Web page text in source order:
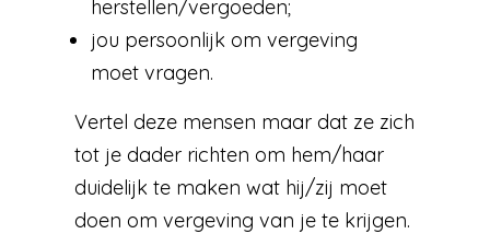
herstellen/vergoeden;
jou persoonlijk om vergeving
moet vragen.
Vertel deze mensen maar dat ze zich
tot je dader richten om hem/haar
duidelijk te maken wat hij/zij moet
doen om vergeving van je te krijgen.